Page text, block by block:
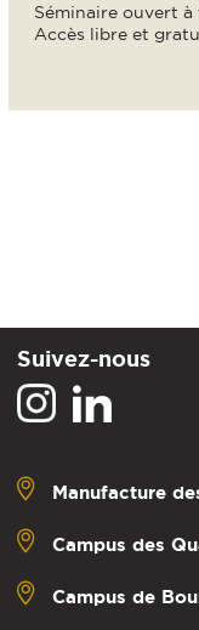
Séminaire ouvert à
Accès libre et
Suivez-nous
Manufacture
Campus des
Campus de